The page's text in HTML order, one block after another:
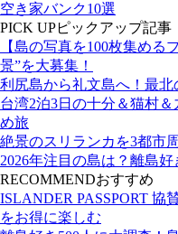
空き家バンク10選
PICK UPピックアップ記事
【島の写真を100枚集める
景”を大募集！
利尻島から礼文島へ！最
台湾2泊3日の十分＆猫村
め旅
絶景のスリランカを3都市
2026年注目の島は？離島
RECOMMENDおすすめ
ISLANDER PASSPORT 協
をお得に楽しむ